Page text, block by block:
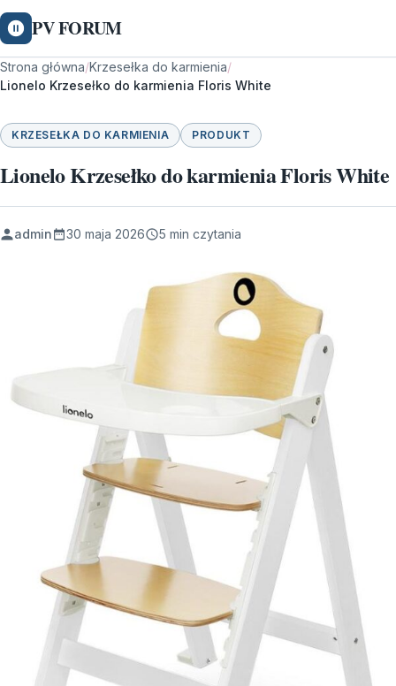
PV FORUM
Strona główna/Krzesełka do karmienia/
Lionelo Krzesełko do karmienia Floris White
KRZESEŁKA DO KARMIENIA PRODUKT
Lionelo Krzesełko do karmienia Floris White
admin 30 maja 2026 5 min czytania